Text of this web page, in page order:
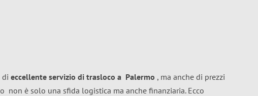
di eccellente servizio di trasloco a Palermo , ma anche di prezzi
non è solo una sfida logistica ma anche finanziaria. Ecco